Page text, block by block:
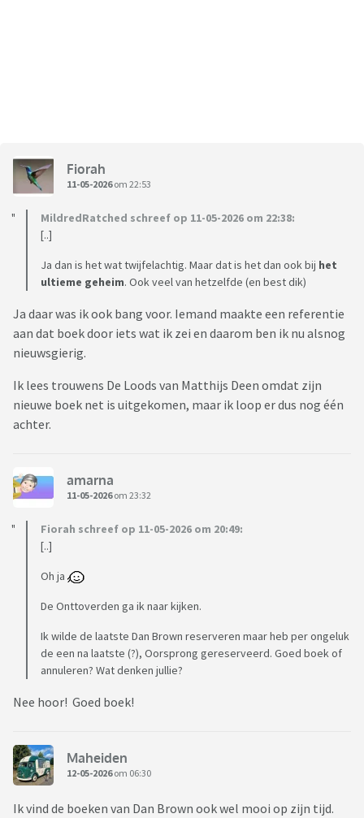
Fiorah
11-05-2026om 22:53
MildredRatched schreef op 11-05-2026 om 22:38:
[..]
Ja dan is het wat twijfelachtig. Maar dat is het dan ook bij het
ultieme geheim. Ook veel van hetzelfde (en best dik)
Ja daar was ik ook bang voor. Iemand maakte een referentie
aan dat boek door iets wat ik zei en daarom ben ik nu alsnog
nieuwsgierig.
Ik lees trouwens De Loods van Matthijs Deen omdat zijn
nieuwe boek net is uitgekomen, maar ik loop er dus nog één
achter.
amarna
11-05-2026om 23:32
Fiorah schreef op 11-05-2026 om 20:49:
[..]
Oh ja
De Onttoverden ga ik naar kijken.
Ik wilde de laatste Dan Brown reserveren maar heb per ongeluk
de een na laatste (?), Oorsprong gereserveerd. Goed boek of
annuleren? Wat denken jullie?
Nee hoor! Goed boek!
Maheiden
12-05-2026om 06:30
Ik vind de boeken van Dan Brown ook wel mooi op zijn tijd.